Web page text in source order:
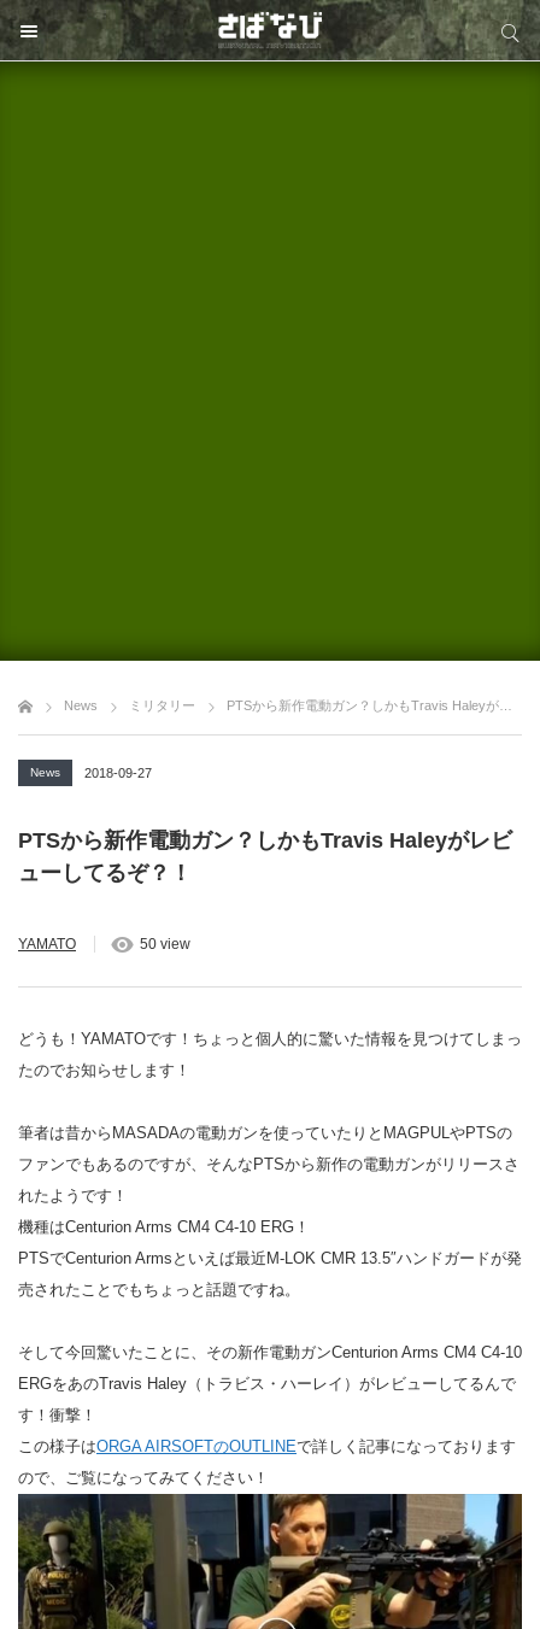
サイト内検索
News ミリタリー PTSから新作電動ガン？しかもTravis Haleyがレビューしてるぞ？！
News 2018-09-27
PTSから新作電動ガン？しかもTravis Haleyがレビ
ューしてるぞ？！
YAMATO 50 view
どうも！YAMATOです！ちょっと個人的に驚いた情報を見つけてしまっ
たのでお知らせします！
筆者は昔からMASADAの電動ガンを使っていたりとMAGPULやPTSの
ファンでもあるのですが、そんなPTSから新作の電動ガンがリリースさ
れたようです！
機種はCenturion Arms CM4 C4-10 ERG！
PTSでCenturion Armsといえば最近M-LOK CMR 13.5″ハンドガードが発
売されたことでもちょっと話題ですね。
そして今回驚いたことに、その新作電動ガンCenturion Arms CM4 C4-10
ERGをあのTravis Haley（トラビス・ハーレイ）がレビューしてるんで
す！衝撃！
この様子はORGA AIRSOFTのOUTLINEで詳しく記事になっております
ので、ご覧になってみてください！